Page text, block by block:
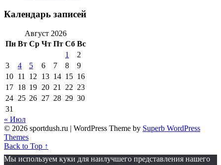
Календарь записей
Август 2026
Пн Вт Ср Чт Пт Сб Вс
1
2
3
4 5 6 7 8
9
10 11 12 13 14 15 16
17 18 19 20 21 22 23
24 25 26 27 28 29 30
31
« Июл
© 2026 sportdush.ru | WordPress Theme by Superb WordPress
Themes
Back to Top ↑
Мы используем куки для наилучшего представления нашего